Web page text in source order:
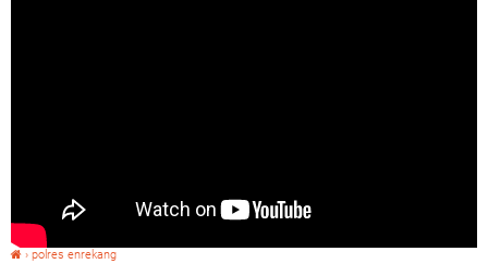
› polres enrekang